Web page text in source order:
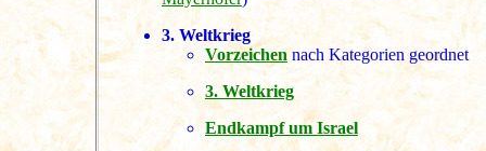
3. Weltkrieg
Vorzeichen nach Kategorien geordnet
3. Weltkrieg
Endkampf um Israel